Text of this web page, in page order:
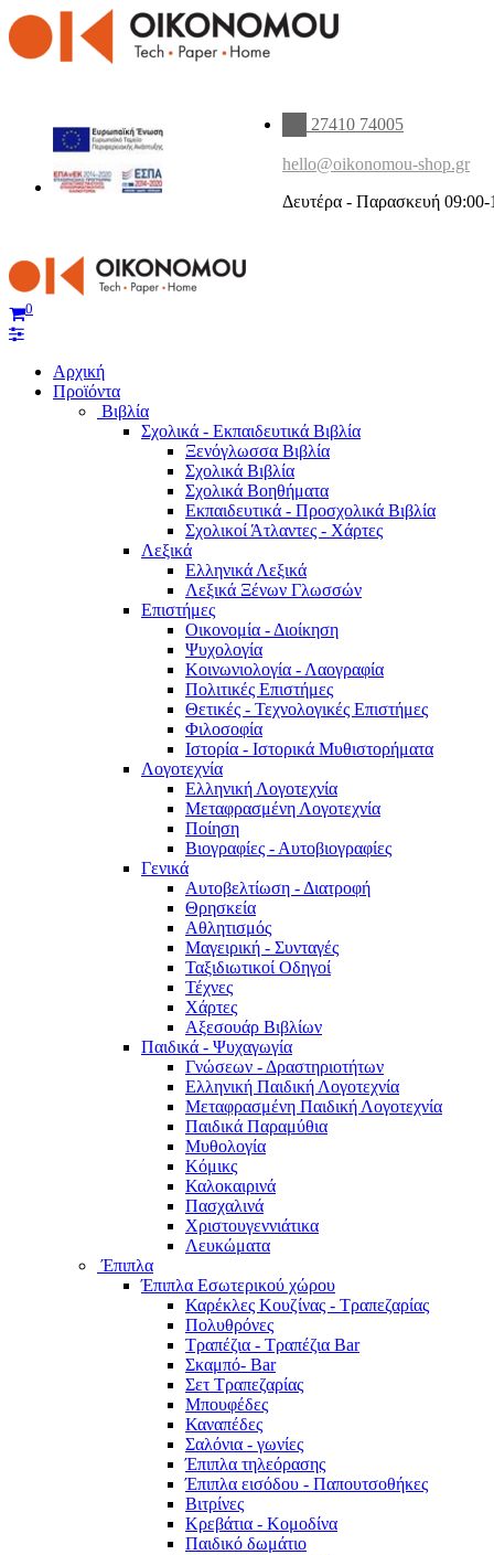
27410 74005
hello@oikonomou-shop.gr
Δευτέρα - Παρασκευή 09:00-
0
Αρχική
Προϊόντα
Βιβλία
Σχολικά - Εκπαιδευτικά Βιβλία
Ξενόγλωσσα Βιβλία
Σχολικά Βιβλία
Σχολικά Βοηθήματα
Εκπαιδευτικά - Προσχολικά Βιβλία
Σχολικοί Άτλαντες - Χάρτες
Λεξικά
Ελληνικά Λεξικά
Λεξικά Ξένων Γλωσσών
Επιστήμες
Οικονομία - Διοίκηση
Ψυχολογία
Κοινωνιολογία - Λαογραφία
Πολιτικές Eπιστήμες
Θετικές - Τεχνολογικές Επιστήμες
Φιλοσοφία
Ιστορία - Ιστορικά Μυθιστορήματα
Λογοτεχνία
Ελληνική Λογοτεχνία
Μεταφρασμένη Λογοτεχνία
Ποίηση
Βιογραφίες - Αυτοβιογραφίες
Γενικά
Αυτοβελτίωση - Διατροφή
Θρησκεία
Αθλητισμός
Μαγειρική - Συνταγές
Ταξιδιωτικοί Οδηγοί
Τέχνες
Χάρτες
Αξεσουάρ Βιβλίων
Παιδικά - Ψυχαγωγία
Γνώσεων - Δραστηριοτήτων
Ελληνική Παιδική Λογοτεχνία
Μεταφρασμένη Παιδική Λογοτεχνία
Παιδικά Παραμύθια
Μυθολογία
Κόμικς
Καλοκαιρινά
Πασχαλινά
Χριστουγεννιάτικα
Λευκώματα
Έπιπλα
Έπιπλα Εσωτερικού χώρου
Καρέκλες Κουζίνας - Τραπεζαρίας
Πολυθρόνες
Τραπέζια - Τραπέζια Bar
Σκαμπό- Bar
Σετ Τραπεζαρίας
Μπουφέδες
Καναπέδες
Σαλόνια - γωνίες
Έπιπλα τηλεόρασης
Έπιπλα εισόδου - Παπουτσοθήκες
Βιτρίνες
Κρεβάτια - Κομοδίνα
Παιδικό δωμάτιο